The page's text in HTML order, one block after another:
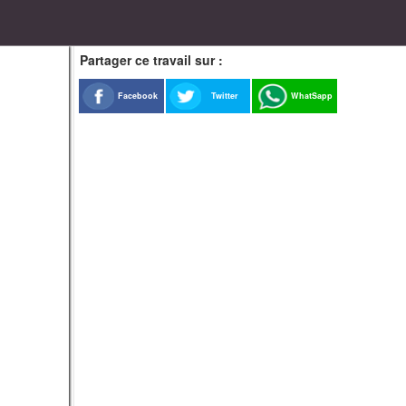
Partager ce travail sur :
Facebook Twitter WhatSapp